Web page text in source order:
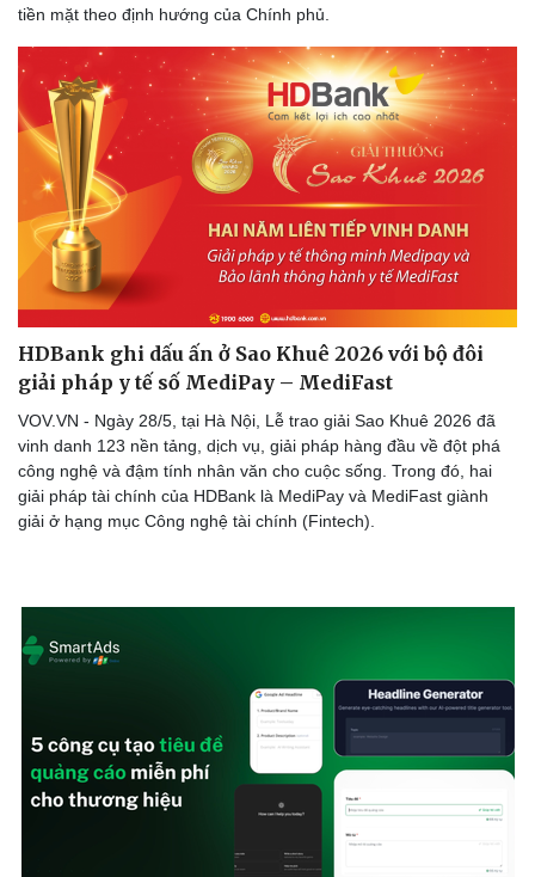
Sức khỏe
Nhi khoa
Nam khoa
Làm đẹp - giảm cân
Nhà đẹp
Blog
Tình yêu - Gia đình
tiền mặt theo định hướng của Chính phủ.
HDBank ghi dấu ấn ở Sao Khuê 2026 với bộ đôi
giải pháp y tế số MediPay – MediFast
VOV.VN - Ngày 28/5, tại Hà Nội, Lễ trao giải Sao Khuê 2026 đã
vinh danh 123 nền tảng, dịch vụ, giải pháp hàng đầu về đột phá
công nghệ và đậm tính nhân văn cho cuộc sống. Trong đó, hai
giải pháp tài chính của HDBank là MediPay và MediFast giành
giải ở hạng mục Công nghệ tài chính (Fintech).